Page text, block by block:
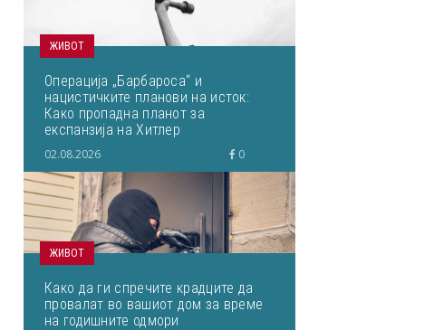
ЖИВОТ
Операција „Барбароса“ и
нацистичките планови на исток:
Како пропадна планот за
експанзија на Хитлер
02.08.2026 0
ЖИВОТ
Како да ги спречите крадците да
провалат во вашиот дом за време
на годишните одмори